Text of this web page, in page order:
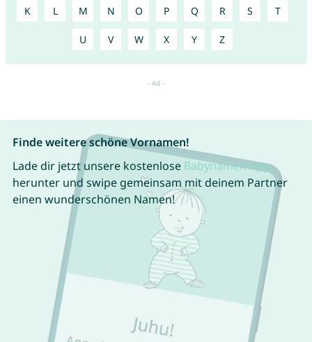
K L M N O P Q R S T
U V W X Y Z
Finde weitere schöne Vornamen!
Lade dir jetzt unsere kostenlose Babynamen App
herunter und swipe gemeinsam mit deinem Partner
einen wunderschönen Namen!